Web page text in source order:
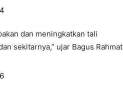
dan meningkatkan tali
sekitarnya,” ujar Bagus Rahmat